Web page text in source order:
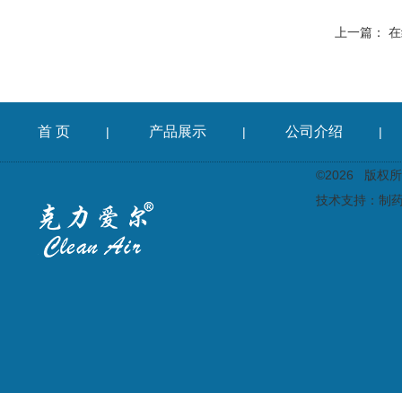
上一篇：
首 页 | 产品展示 | 公司介绍 |
©2026 版权所
技术支持： 制